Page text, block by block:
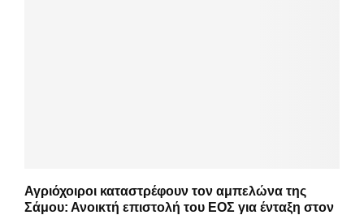
Αγριόχοιροι καταστρέφουν τον αμπελώνα της
Σάμου: Ανοικτή επιστολή του ΕΟΣ για ένταξη στον